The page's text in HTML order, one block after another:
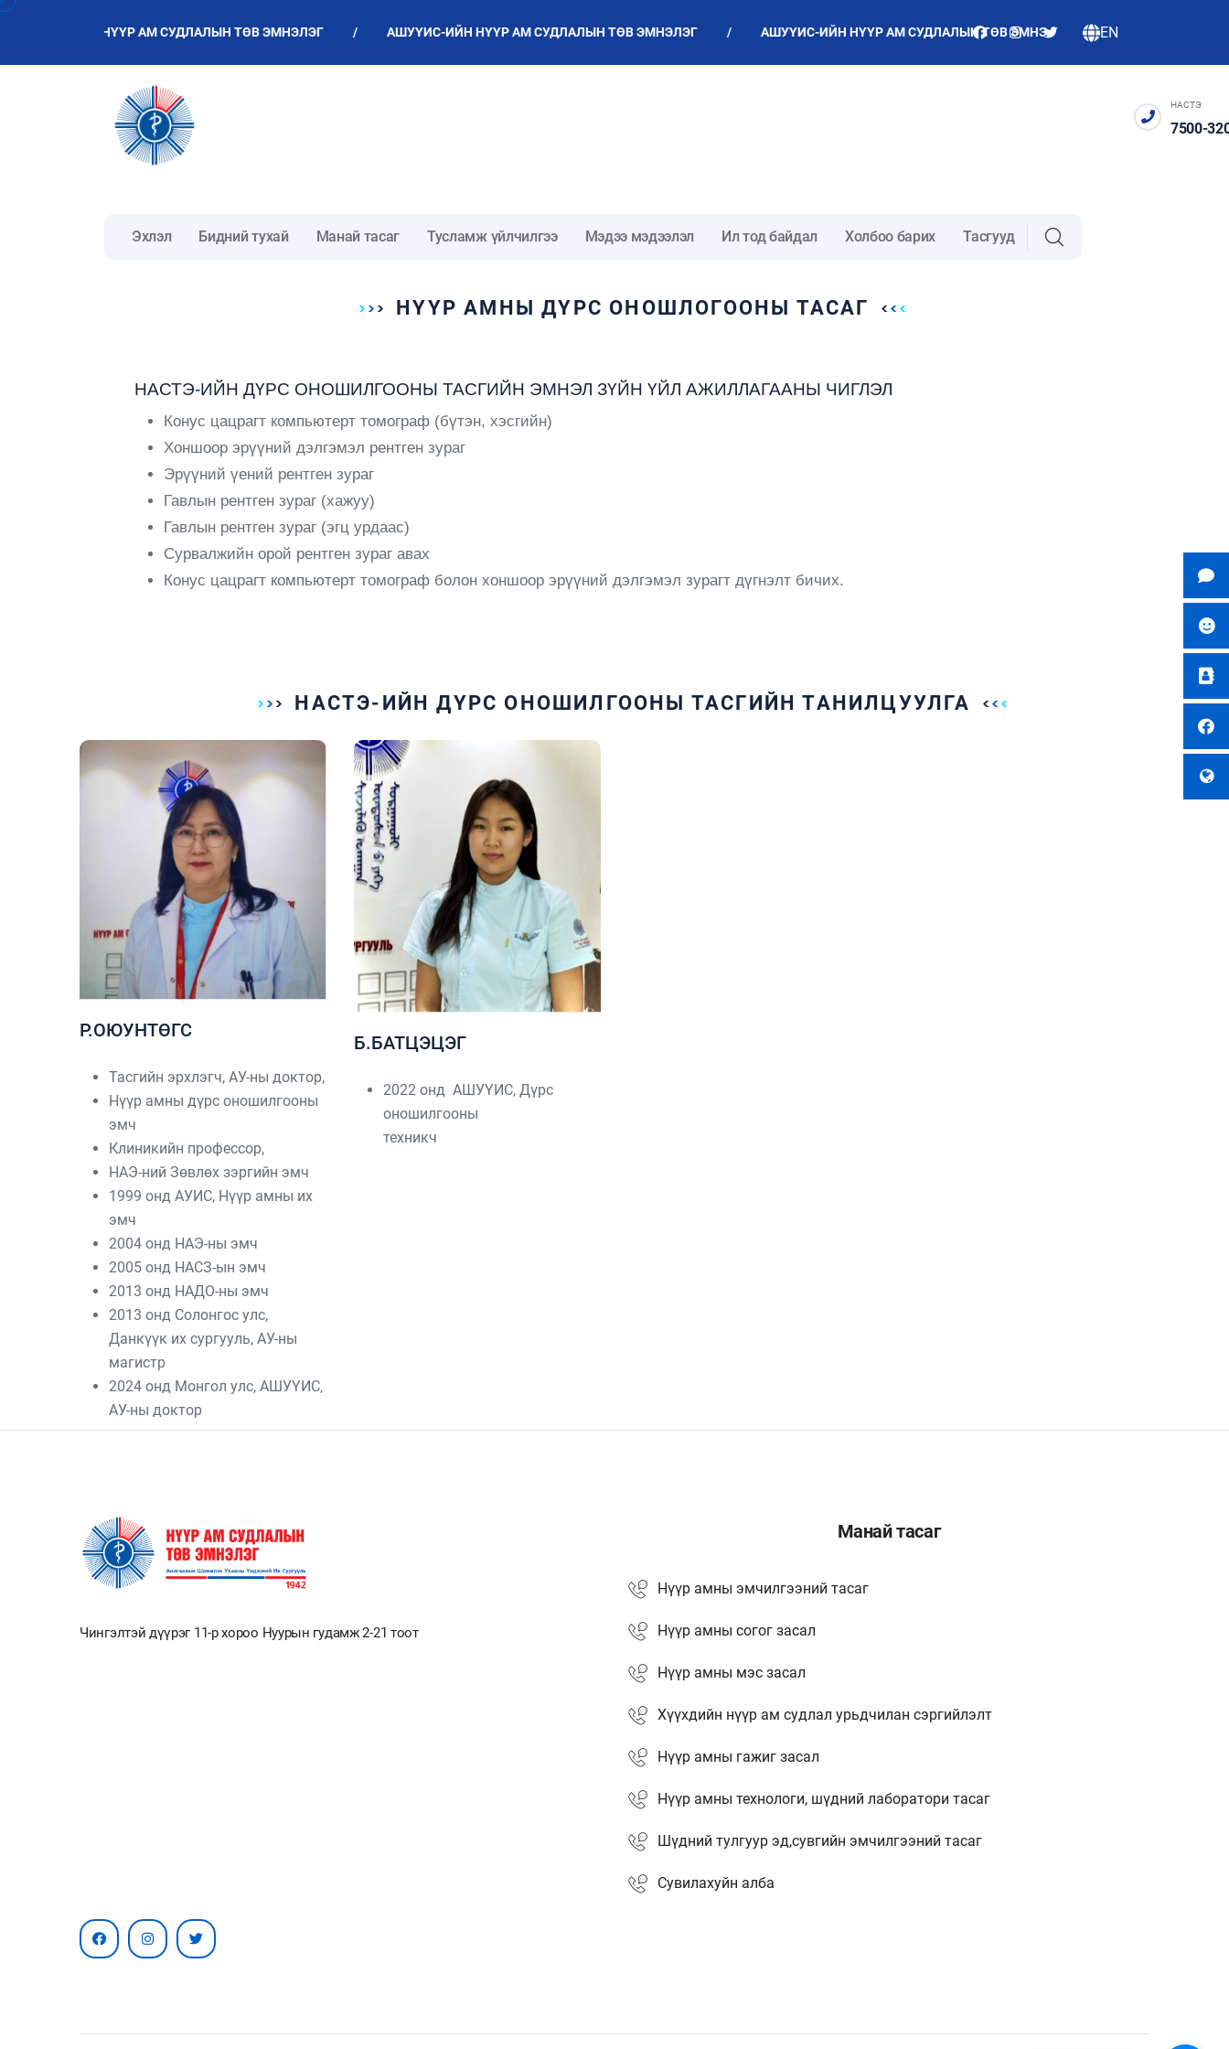
ИЙН НҮҮР АМ СУДЛАЛЫН ТӨВ ЭМНЭЛЭГ АШУҮИС-ИЙН НҮҮР АМ СУДЛАЛЫН ТӨВ ЭМНЭЛЭГ АШУҮИС-ИЙН НҮҮР АМ СУДЛАЛЫН ТӨВ ЭМНЭЛЭГ / АШУҮИС-ИЙН
EN
Эхлэл Бидний тухай Манай тасаг Тусламж үйлчилгээ Мэдээ мэдээлэл Ил тод байдал Холбоо барих Тасгууд
НАСТЭ
7500-
НҮҮР АМНЫ ДҮРС ОНОШЛОГООНЫ ТАСАГ
НАСТЭ-ИЙН ДҮРС ОНОШИЛГООНЫ ТАСГИЙН ЭМНЭЛ ЗҮЙН ҮЙЛ АЖИЛЛАГААНЫ ЧИГЛЭЛ
Конус цацрагт компьютерт томограф (бүтэн, хэсгийн)
Хоншоор эрүүний дэлгэмэл рентген зураг
Эрүүний үений рентген зураг
Гавлын рентген зураг (хажуу)
Гавлын рентген зураг (эгц урдаас)
Сурвалжийн орой рентген зураг авах
Конус цацрагт компьютерт томограф болон хоншоор эрүүний дэлгэмэл зурагт дүгнэлт бичих.
НАСТЭ-ИЙН ДҮРС ОНОШИЛГООНЫ ТАСГИЙН ТАНИЛЦУУЛГА
Р.OЮУНТӨГС
Тасгийн эрхлэгч, АУ-ны доктор,
Нүүр амны дүрс оношилгооны
эмч
Клиникийн профессор,
НАЭ-ний Зөвлөх зэргийн эмч
1999 онд АУИС, Нүүр амны их
эмч
2004 онд НАЭ-ны эмч
2005 онд НАСЗ-ын эмч
2013 онд НАДО-ны эмч
2013 онд Солонгос улс,
Данкүүк их сургууль, АУ-ны
магистр
2024 онд Монгол улс, АШУҮИС,
АУ-ны доктор
Б.БАТЦЭЦЭГ
2022 онд АШУҮИС, Дүрс
оношилгооны
техникч
Чингэлтэй дүүрэг 11-р хороо Нуурын гудамж 2-21 тоот
Манай тасаг
Нүүр амны эмчилгээний тасаг
Нүүр амны согог засал
Нүүр амны мэс засал
Хүүхдийн нүүр ам судлал урьдчилан сэргийлэлт
Нүүр амны гажиг засал
Нүүр амны технологи, шүдний лаборатори тасаг
Шүдний тулгуур эд,сувгийн эмчилгээний тасаг
Сувилахуйн алба